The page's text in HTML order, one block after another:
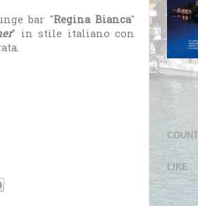
bar "Regina Bianca"
" in stile italiano con
LIKE